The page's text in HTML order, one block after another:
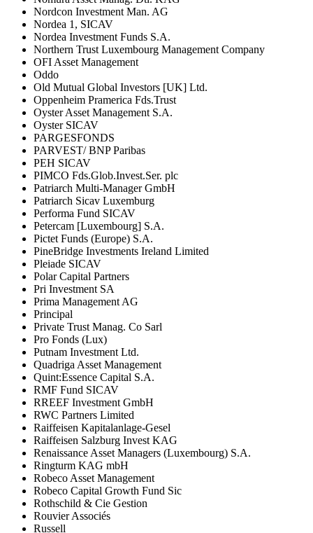
Nordcon Investment Man. AG
Nordea 1, SICAV
Nordea Investment Funds S.A.
Northern Trust Luxembourg Management Company
OFI Asset Management
Oddo
Old Mutual Global Investors [UK] Ltd.
Oppenheim Pramerica Fds.Trust
Oyster Asset Management S.A.
Oyster SICAV
PARGESFONDS
PARVEST/ BNP Paribas
PEH SICAV
PIMCO Fds.Glob.Invest.Ser. plc
Patriarch Multi-Manager GmbH
Patriarch Sicav Luxemburg
Performa Fund SICAV
Petercam [Luxembourg] S.A.
Pictet Funds (Europe) S.A.
PineBridge Investments Ireland Limited
Pleiade SICAV
Polar Capital Partners
Pri Investment SA
Prima Management AG
Principal
Private Trust Manag. Co Sarl
Pro Fonds (Lux)
Putnam Investment Ltd.
Quadriga Asset Management
Quint:Essence Capital S.A.
RMF Fund SICAV
RREEF Investment GmbH
RWC Partners Limited
Raiffeisen Kapitalanlage-Gesel
Raiffeisen Salzburg Invest KAG
Renaissance Asset Managers (Luxembourg) S.A.
Ringturm KAG mbH
Robeco Asset Management
Robeco Capital Growth Fund Sic
Rothschild & Cie Gestion
Rouvier Associés
Russell